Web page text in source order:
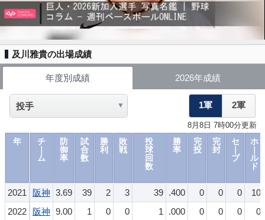
及川雅貴の出場成績
年度別成績 2026年成績
1軍 2軍
8月8日 7時00分更新
年
2021
2022
チ
ム
防
御
率
試
合
数
勝
利
敗
戦
投
球
回
数
勝
率
完
投
完
封
セ
ブ
ホ
ル
ド
阪神 3.69 39 2 3 39 .400 0 0 0
10
阪神 9.00 1 0 0 1 .000 0 0 0
0